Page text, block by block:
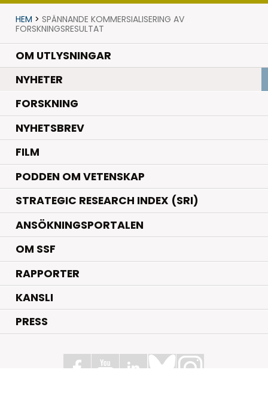
HEM > SPÄNNANDE KOMMERSIALISERING AV
FORSKNINGSRESULTAT
OM UTLYSNINGAR
NYHETER.
FORSKNING.
NYHETSBREV
FILM
PODDEN OM VETENSKAP
STRATEGIC RESEARCH INDEX (SRI)
ANSÖKNINGSPORTALEN
OM SSF
RAPPORTER
KANSLI
PRESS